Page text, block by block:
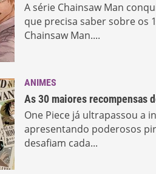
A série Chainsaw Man
que precisa saber sobre os
Chainsaw Man....
ANIMES
As 30 maiores recompensas
One Piece já ultrapassou a
apresentando poderosos
desafiam cada...